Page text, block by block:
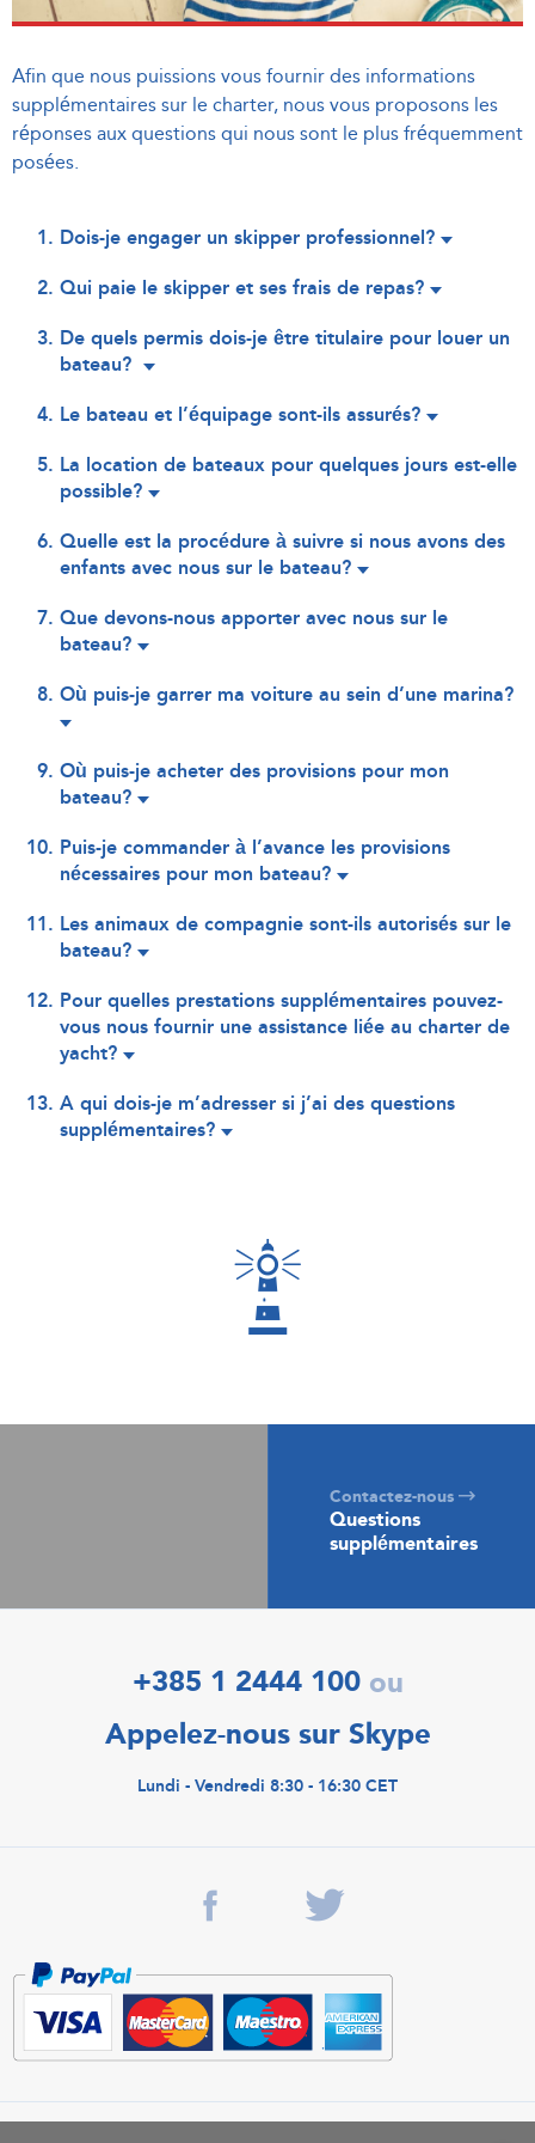
Afin que nous puissions vous fournir des informations
supplémentaires sur le charter, nous vous proposons les
réponses aux questions qui nous sont le plus fréquemment
posées.
Dois-je engager un skipper professionnel?
Qui paie le skipper et ses frais de repas?
De quels permis dois-je être titulaire pour louer un
bateau?
Le bateau et l’équipage sont-ils assurés?
La location de bateaux pour quelques jours est-elle
possible?
Quelle est la procédure à suivre si nous avons des
enfants avec nous sur le bateau?
Que devons-nous apporter avec nous sur le
bateau?
Où puis-je garrer ma voiture au sein d’une marina?
Où puis-je acheter des provisions pour mon
bateau?
Puis-je commander à l’avance les provisions
nécessaires pour mon bateau?
Les animaux de compagnie sont-ils autorisés sur le
bateau?
Pour quelles prestations supplémentaires pouvez-
vous nous fournir une assistance liée au charter de
yacht?
A qui dois-je m’adresser si j’ai des questions
supplémentaires?
Contactez-nous
Questions
supplémentaires
+385 1 2444 100 ou
Appelez-nous sur Skype
Lundi - Vendredi 8:30 - 16:30 CET